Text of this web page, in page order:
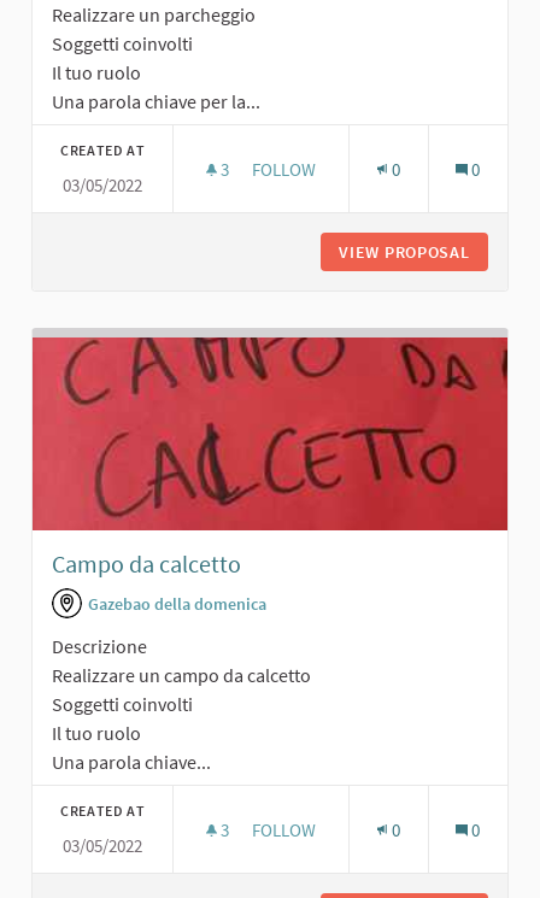
Realizzare un parcheggio
Soggetti coinvolti
Il tuo ruolo
Una parola chiave per la...
CREATED AT
03/05/2022
3 3 FOLLOWERS
FOLLOW 0 0
VIEW PROPOSAL
Campo da calcetto
Gazebao della domenica
Descrizione
Realizzare un campo da calcetto
Soggetti coinvolti
Il tuo ruolo
Una parola chiave...
CREATED AT
03/05/2022
3 3 FOLLOWERS
FOLLOW 0 0